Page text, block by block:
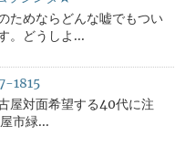
ためならどんな嘘でもつい
。どうしよ...
1815
屋対面希望する40代に注
屋市緑...